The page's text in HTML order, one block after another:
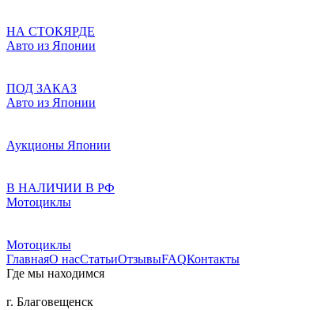
НА СТОКЯРДЕ
Авто из Японии
ПОД ЗАКАЗ
Авто из Японии
Аукционы Японии
В НАЛИЧИИ В РФ
Мотоциклы
Мотоциклы
ГлавнаяО насСтатьиОтзывыFAQКонтакты
Где мы находимся
г. Благовещенск